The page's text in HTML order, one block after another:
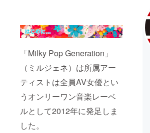
「Milky Pop Generation」
（ミルジェネ）は所属アー
ティストは全員AV女優とい
うオンリーワン音楽レーベ
ルとして2012年に発足しま
した。